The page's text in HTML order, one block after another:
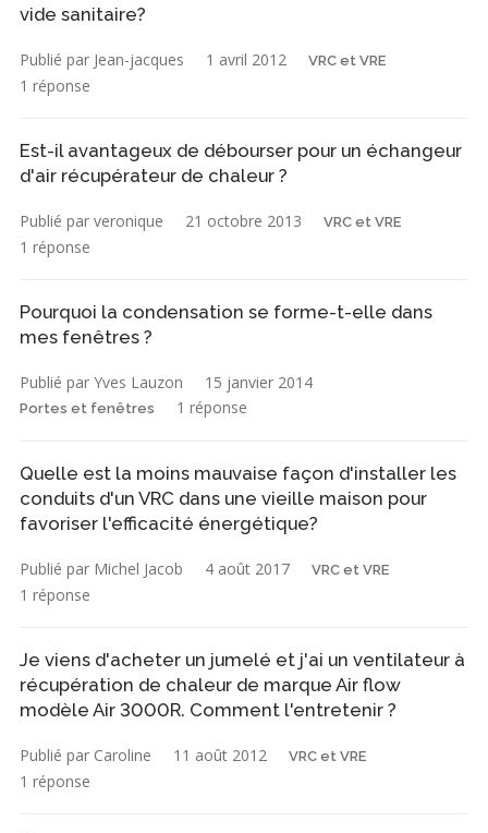
vide sanitaire?
Publié par Jean-jacques 1 avril 2012 VRC et VRE
1 réponse
Est-il avantageux de débourser pour un échangeur
d'air récupérateur de chaleur ?
Publié par veronique 21 octobre 2013 VRC et VRE
1 réponse
Pourquoi la condensation se forme-t-elle dans
mes fenêtres ?
Publié par Yves Lauzon 15 janvier 2014
Portes et fenêtres 1 réponse
Quelle est la moins mauvaise façon d'installer les
conduits d'un VRC dans une vieille maison pour
favoriser l'efficacité énergétique?
Publié par Michel Jacob 4 août 2017 VRC et VRE
1 réponse
Je viens d'acheter un jumelé et j'ai un ventilateur à
récupération de chaleur de marque Air flow
modèle Air 3000R. Comment l'entretenir ?
Publié par Caroline 11 août 2012 VRC et VRE
1 réponse